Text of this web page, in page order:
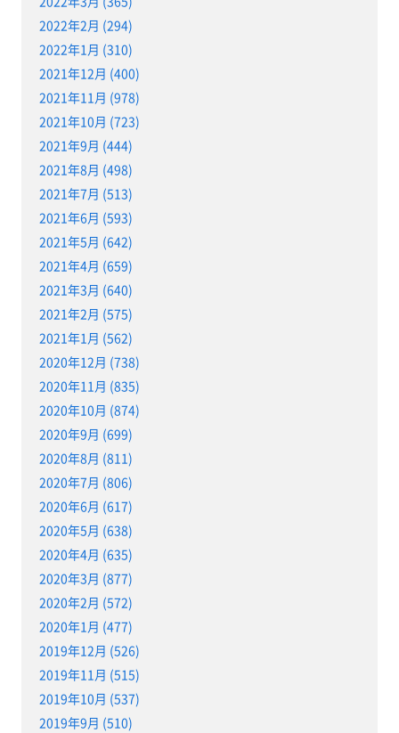
2022年2月 (294)
2022年1月 (310)
2021年12月 (400)
2021年11月 (978)
2021年10月 (723)
2021年9月 (444)
2021年8月 (498)
2021年7月 (513)
2021年6月 (593)
2021年5月 (642)
2021年4月 (659)
2021年3月 (640)
2021年2月 (575)
2021年1月 (562)
2020年12月 (738)
2020年11月 (835)
2020年10月 (874)
2020年9月 (699)
2020年8月 (811)
2020年7月 (806)
2020年6月 (617)
2020年5月 (638)
2020年4月 (635)
2020年3月 (877)
2020年2月 (572)
2020年1月 (477)
2019年12月 (526)
2019年11月 (515)
2019年10月 (537)
2019年9月 (510)